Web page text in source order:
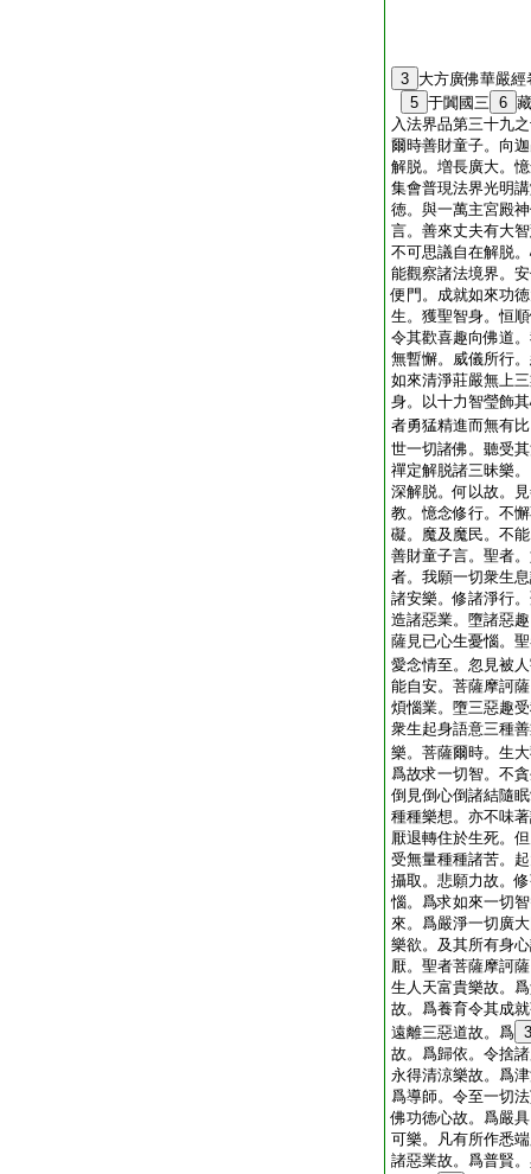
3 大方廣佛華嚴經
5 于闐國三 6
入法界品第三十九
爾時善財童子。向
解脱。増長廣大。
集會普現法界光明
徳。與一萬主宮殿
言。善來丈夫有大
不可思議自在解脱
能觀察諸法境界。
便門。成就如來功
生。獲聖智身。恒
令其歡喜趣向佛道
無暫懈。威儀所行
如來清淨莊嚴無上
身。以十力智瑩飾
者勇猛精進而無有
世一切諸佛。聽受
禪定解脱諸三昧樂
深解脱。何以故。
教。憶念修行。不
礙。魔及魔民。不
善財童子言。聖者
者。我願一切衆生
諸安樂。修諸淨行
造諸惡業。墮諸惡
薩見已心生憂惱。
愛念情至。忽見被
能自安。菩薩摩訶
煩惱業。墮三惡趣
衆生起身語意三種
樂。菩薩爾時。生
爲故求一切智。不
倒見倒心倒諸結隨
種種樂想。亦不味
厭退轉住於生死。
受無量種種諸苦。
攝取。悲願力故。
惱。爲求如來一切
來。爲嚴淨一切廣
樂欲。及其所有身
厭。聖者菩薩摩訶
生人天富貴樂故。
故。爲養育令其成
遠離三惡道故。爲 3
故。爲歸依。令捨
永得清涼樂故。爲
爲導師。令至一切
佛功徳心故。爲嚴
可樂。凡有所作悉
諸惡業故。爲普賢